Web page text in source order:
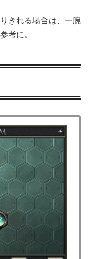
きれる場合は、一腕
考に。